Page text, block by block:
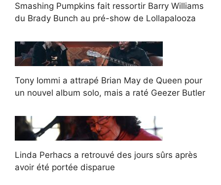
Smashing Pumpkins fait ressortir Barry Williams
du Brady Bunch au pré-show de Lollapalooza
Tony Iommi a attrapé Brian May de Queen pour
un nouvel album solo, mais a raté Geezer Butler
Linda Perhacs a retrouvé des jours sûrs après
avoir été portée disparue